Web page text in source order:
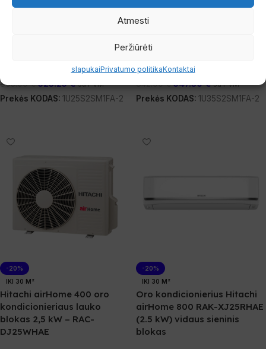
Atmesti
Peržiūrėti
slapukaiPrivatumo politikaKontaktai
25 lauko blokas
805.00€ 523.25€ su PVM
Prekės KODAS: 1U25S2SM1FA-2
35 lauko blokas
Haier
842.00€ 547.30€ su PVM
Prekės KODAS: 1U35S2SM1FA-2
-20%
IKI 30 M²
Hitachi airHome 400 oro
kondicionieriaus lauko
blokas 2,5 kW – RAC-
DJ25WHAE
-20%
IKI 30 M²
Oro kondicionierius Hitachi
airHome 800 RAK-XJ25RHAE
(2.5 kW) vidaus sieninis
blokas